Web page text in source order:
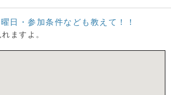
日・参加条件なども教えて！！
ますよ。